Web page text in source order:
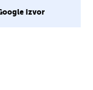
izvor